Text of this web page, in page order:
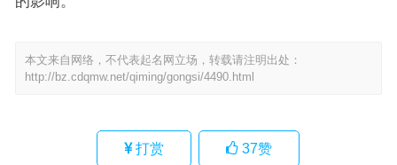
本文来自网络，不代表起名网立场，转载请注明出处：
http://bz.cdqmw.net/qiming/gongsi/4490.html
打赏 37赞